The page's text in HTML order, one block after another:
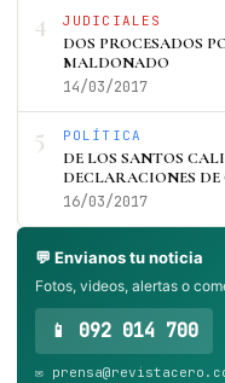
4 JUDICIALES
DOS PROCESADOS
MALDONADO
14/03/2017
5 POLÍTICA
DE LOS SANTOS
DECLARACIONES
16/03/2017
💬 Envianos tu noticia
Fotos, videos, alertas o
📱 092 014 700
✉️